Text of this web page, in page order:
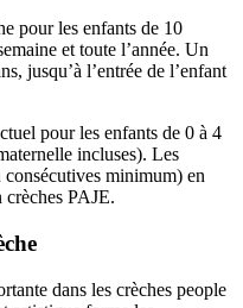
pour les enfants de 10
et toute l’année. Un
jusqu’à l’entrée de l’enfant
pour les enfants de 0 à 4
incluses). Les
consécutives minimum) en
PAJE.
dans les crèches people